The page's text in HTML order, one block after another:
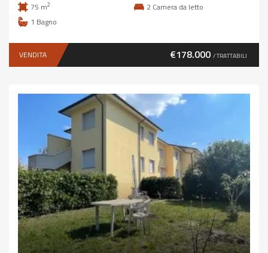
75 m2 2 Camera da letto
1 Bagno
VENDITA €178.000 / TRATTABILI